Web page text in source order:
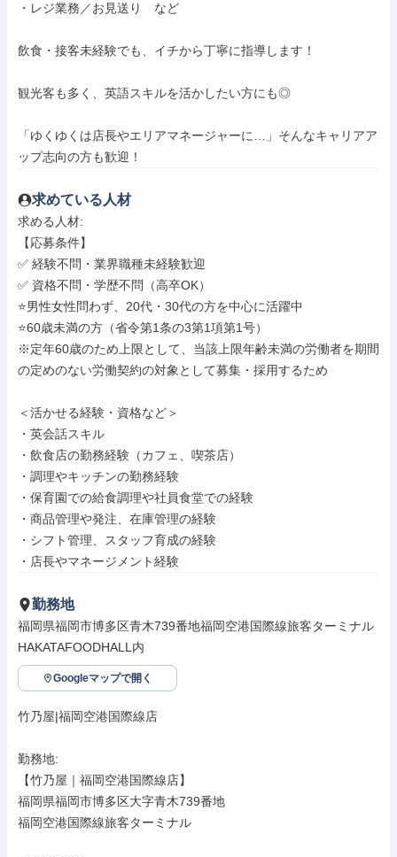
・レジ業務／お見送り　など
飲食・接客未経験でも、イチから丁寧に指導します！
観光客も多く、英語スキルを活かしたい方にも◎
「ゆくゆくは店長やエリアマネージャーに…」そんなキャリアア
ップ志向の方も歓迎！
求めている人材
求める人材:
【応募条件】
✅ 経験不問・業界職種未経験歓迎
✅ 資格不問・学歴不問（高卒OK）
⭐️男性女性問わず、20代・30代の方を中心に活躍中
⭐60歳未満の方（省令第1条の3第1項第1号）
※定年60歳のため上限として、当該上限年齢未満の労働者を期間
の定めのない労働契約の対象として募集・採用するため
＜活かせる経験・資格など＞
・英会話スキル
・飲食店の勤務経験（カフェ、喫茶店）
・調理やキッチンの勤務経験
・保育園での給食調理や社員食堂での経験
・商品管理や発注、在庫管理の経験
・シフト管理、スタッフ育成の経験
・店長やマネージメント経験
勤務地
福岡県福岡市博多区青木739番地福岡空港国際線旅客ターミナル
HAKATAFOODHALL内
Googleマップで開く
竹乃屋|福岡空港国際線店
勤務地:
【竹乃屋｜福岡空港国際線店】
福岡県福岡市博多区大字青木739番地
福岡空港国際線旅客ターミナル